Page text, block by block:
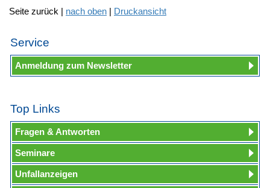
Seite zurück | nach oben | Druckansicht
Service
Anmeldung zum Newsletter
Top Links
Fragen & Antworten
Seminare
Unfallanzeigen